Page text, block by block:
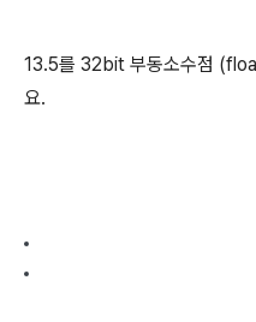
13.5를 32bit 부동소수점
요.